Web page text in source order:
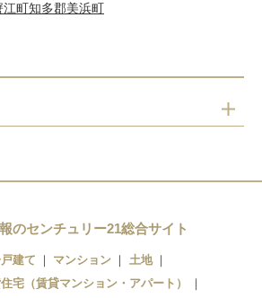
江町知多郡美浜町
のセンチュリー21総合サイト
建て マンション
土地
宅（賃貸マンション・アパート）